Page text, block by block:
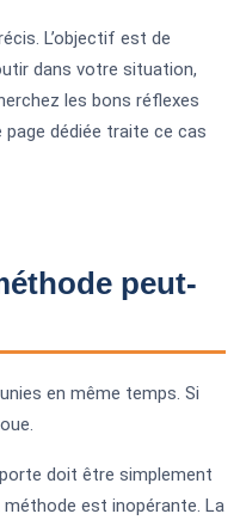
L’objectif est de
dans votre situation,
les bons réflexes
page dédiée traite ce cas
peut-
en même temps. Si
doit être simplement
méthode est inopérante. La